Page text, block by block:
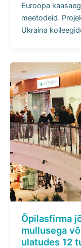
Euroopa
meetodeid.
Ukraina
Õpilasfirma
mullusega
ulatudes 12